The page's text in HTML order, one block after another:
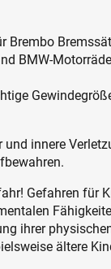
Brembo
BMW-
innere
Gefahren für
ihrer
ältere